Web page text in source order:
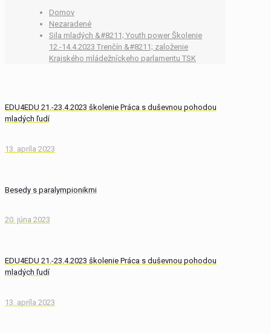
Domov
Nezaradené
Sila mladých &#8211; Youth power Školenie
12.-14.4.2023 Trenčín &#8211; založenie
Krajského mládežníckeho parlamentu TSK
EDU4EDU 21.-23.4.2023 školenie Práca s duševnou pohodou
mladých ľudí
13. apríla 2023
Besedy s paralympionikmi
20. júna 2023
EDU4EDU 21.-23.4.2023 školenie Práca s duševnou pohodou
mladých ľudí
13. apríla 2023